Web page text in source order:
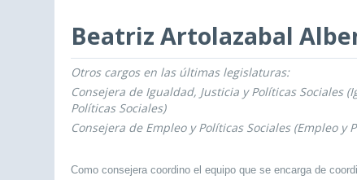
Beatriz Artolazabal
CargosFecha de inicio - Fecha fin
Otros cargos en las últimas legislaturas:
Consejera de Igualdad, Justicia y Políticas Sociales
Políticas Sociales)
Consejera de Empleo y Políticas Sociales (Empleo y
Como consejera coordino el equipo que se encarga de